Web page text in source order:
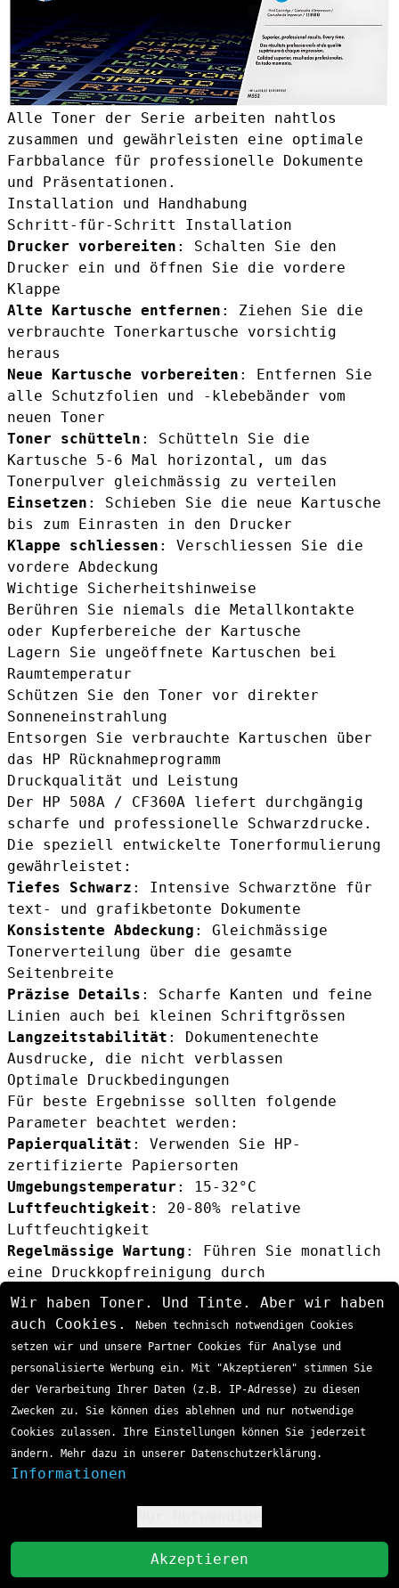
Alle Toner der Serie arbeiten nahtlos
zusammen und gewährleisten eine optimale
Farbbalance für professionelle Dokumente
und Präsentationen.
Installation und Handhabung
Schritt-für-Schritt Installation
Drucker vorbereiten : Schalten Sie den
Drucker ein und öffnen Sie die vordere
Klappe
Alte Kartusche entfernen : Ziehen Sie die
verbrauchte Tonerkartusche vorsichtig
heraus
Neue Kartusche vorbereiten : Entfernen Sie
alle Schutzfolien und -klebebänder vom
neuen Toner
Toner schütteln : Schütteln Sie die
Kartusche 5-6 Mal horizontal, um das
Tonerpulver gleichmässig zu verteilen
Einsetzen : Schieben Sie die neue Kartusche
bis zum Einrasten in den Drucker
Klappe schliessen : Verschliessen Sie die
vordere Abdeckung
Wichtige Sicherheitshinweise
Berühren Sie niemals die Metallkontakte
oder Kupferbereiche der Kartusche
Lagern Sie ungeöffnete Kartuschen bei
Raumtemperatur
Schützen Sie den Toner vor direkter
Sonneneinstrahlung
Entsorgen Sie verbrauchte Kartuschen über
das HP Rücknahmeprogramm
Druckqualität und Leistung
Der HP 508A / CF360A liefert durchgängig
scharfe und professionelle Schwarzdrucke.
Die speziell entwickelte Tonerformulierung
gewährleistet:
Tiefes Schwarz : Intensive Schwarztöne für
text- und grafikbetonte Dokumente
Konsistente Abdeckung : Gleichmässige
Tonerverteilung über die gesamte
Seitenbreite
Präzise Details : Scharfe Kanten und feine
Linien auch bei kleinen Schriftgrössen
Langzeitstabilität : Dokumentenechte
Ausdrucke, die nicht verblassen
Optimale Druckbedingungen
Für beste Ergebnisse sollten folgende
Parameter beachtet werden:
Papierqualität : Verwenden Sie HP-
zertifizierte Papiersorten
Umgebungstemperatur : 15-32°C
Luftfeuchtigkeit : 20-80% relative
Luftfeuchtigkeit
Regelmässige Wartung : Führen Sie monatlich
eine Druckkopfreinigung durch
Alternative Toner-Optionen
Neben dem Original HP Toner stehen auch
kompatible Alternativen zur Verfügung:
Der
AgfaPhoto APTHPCF360AE Toner schwarz
bietet eine kostengünstige Alternative mit
identischer Seitenreichweite von 6.000
Seiten. Diese Kartusche erfüllt die
gleichen Qualitätsstandards und ist
Wir haben Toner. Und Tinte. Aber wir haben
auch Cookies.
Neben technisch notwendigen Cookies
setzen wir und unsere Partner Cookies für Analyse und
personalisierte Werbung ein. Mit "Akzeptieren" stimmen Sie
der Verarbeitung Ihrer Daten (z.B. IP-Adresse) zu diesen
Zwecken zu. Sie können dies ablehnen und nur notwendige
Cookies zulassen. Ihre Einstellungen können Sie jederzeit
ändern. Mehr dazu in unserer Datenschutzerklärung.
Informationen
Akzeptieren